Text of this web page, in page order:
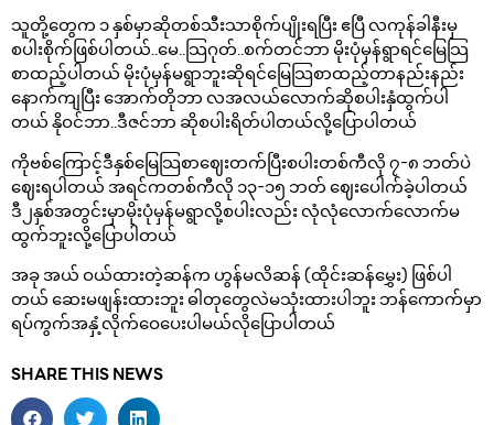
သူတို့တွေက ၁ နှစ်မှာဆိုတစ်သီးသာစိုက်ပျိုးရပြီး ဧပြီ လကုန်ခါနီးမှ
စပါးစိုက်ဖြစ်ပါတယ်..မေ..သြဂုတ်..စက်တင်ဘာ မိုးပုံမှန်ရွာရင်မြေသြ
စာထည့်ပါတယ် မိုးပုံမှန်မရွာဘူးဆိုရင်မြေသြစာထည့်တာနည်းနည်း
နောက်ကျပြီး အောက်တိုဘာ လအလယ်လောက်ဆိုစပါးနှံထွက်ပါ
တယ် နိုဝင်ဘာ..ဒီဇင်ဘာ ဆိုစပါးရိတ်ပါတယ်လို့ပြောပါတယ်
ကိုဗစ်ကြောင့်ဒီနှစ်မြေသြစာဈေးတက်ပြီးစပါးတစ်ကီလို ၇-၈ ဘတ်ပဲ
ဈေးရပါတယ် အရင်ကတစ်ကီလို ၁၃-၁၅ ဘတ် ဈေးပေါက်ခဲ့ပါတယ်
ဒီ၂နှစ်အတွင်းမှာမိုးပုံမှန်မရွာလို့စပါးလည်း လုံလုံလောက်လောက်မ
ထွက်ဘူးလို့ပြောပါတယ်
အခု အယ် ဝယ်ထားတဲ့ဆန်က ဟွန်မလိဆန် (ထိုင်းဆန်မွှေး) ဖြစ်ပါ
တယ် ဆေးမဖျန်းထားဘူး ဓါတုတွေလဲမသုံးထားပါဘူး ဘန်ကောက်မှာ
ရပ်ကွက်အနှံ့လိုက်ဝေပေးပါမယ်လိုပြောပါတယ်
SHARE THIS NEWS